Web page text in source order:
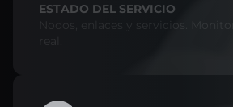
ESTADO DEL SERVICIO
Nodos, enlaces y servicios.